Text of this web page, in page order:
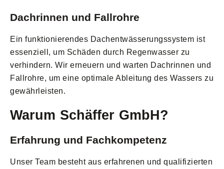
Dachrinnen und Fallrohre
Ein funktionierendes Dachentwässerungssystem ist
essenziell, um Schäden durch Regenwasser zu
verhindern. Wir erneuern und warten Dachrinnen und
Fallrohre, um eine optimale Ableitung des Wassers zu
gewährleisten.
Warum Schäffer GmbH?
Erfahrung und Fachkompetenz
Unser Team besteht aus erfahrenen und qualifizierten